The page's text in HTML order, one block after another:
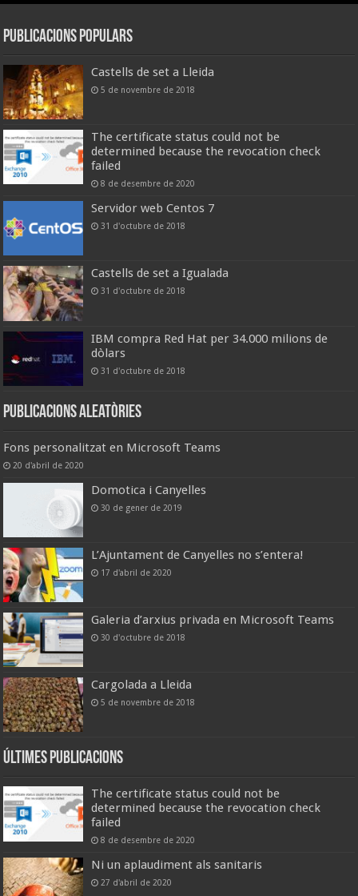
Publicacions populars
Castells de set a Lleida
5 de novembre de 2018
The certificate status could not be
determined because the revocation check
failed
8 de desembre de 2020
Servidor web Centos 7
31 d'octubre de 2018
Castells de set a Igualada
31 d'octubre de 2018
IBM compra Red Hat per 34.000 milions de
dòlars
31 d'octubre de 2018
Publicacions aleatòries
Fons personalitzat en Microsoft Teams
20 d'abril de 2020
Domotica i Canyelles
30 de gener de 2019
L’Ajuntament de Canyelles no s’entera!
17 d'abril de 2020
Galeria d’arxius privada en Microsoft Teams
30 d'octubre de 2018
Cargolada a Lleida
5 de novembre de 2018
Últimes publicacions
The certificate status could not be
determined because the revocation check
failed
8 de desembre de 2020
Ni un aplaudiment als sanitaris
27 d'abril de 2020